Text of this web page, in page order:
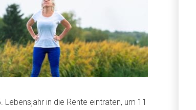
in die Rente eintraten, um 11